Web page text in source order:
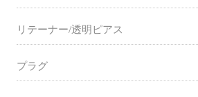
リテーナー/透明ピアス
プラグ